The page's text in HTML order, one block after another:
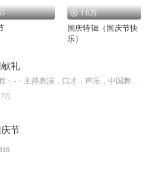
1.6万
国庆特辑（国庆节快
乐）
礼
万
节